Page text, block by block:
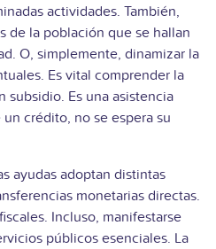
actividades. También,
de la población que se hallan
O, simplemente, dinamizar la
Es vital comprender la
subsidio. Es una asistencia
crédito, no se espera su
ayudas adoptan distintas
monetarias directas.
fiscales. Incluso, manifestarse
públicos esenciales. La